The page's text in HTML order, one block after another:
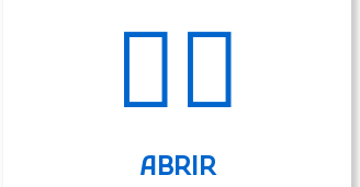
🕵️‍♀️
ABRIR